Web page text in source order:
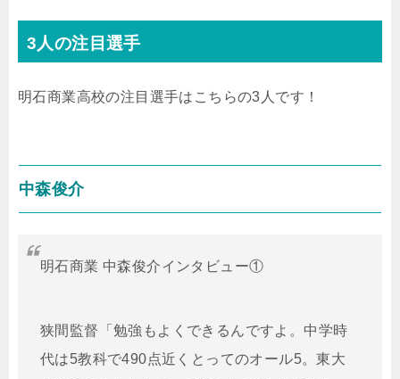
3人の注目選手
明石商業高校の注目選手はこちらの3人です！
中森俊介
明石商業 中森俊介インタビュー①
狭間監督「勉強もよくできるんですよ。中学時
代は5教科で490点近くとってのオール5。東大